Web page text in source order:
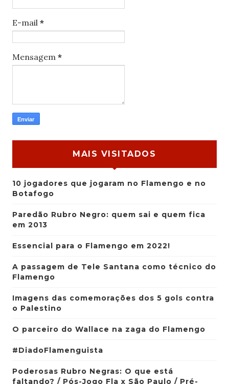
E-mail *
Mensagem *
MAIS VISITADOS
10 jogadores que jogaram no Flamengo e no
Botafogo
Paredão Rubro Negro: quem sai e quem fica
em 2013
Essencial para o Flamengo em 2022!
A passagem de Tele Santana como técnico do
Flamengo
Imagens das comemorações dos 5 gols contra
o Palestino
O parceiro do Wallace na zaga do Flamengo
#DiadoFlamenguista
Poderosas Rubro Negras: O que está
faltando? / Pós-Jogo Fla x São Paulo / Pré-